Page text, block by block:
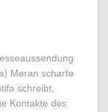
Meran scharfe
schreibt,
Kontakte des